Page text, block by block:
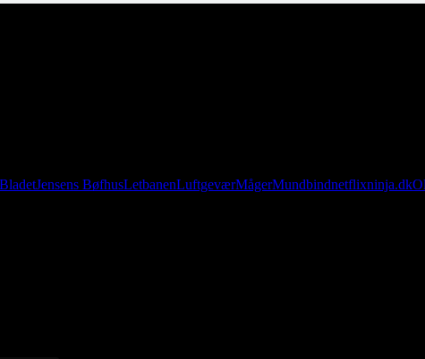
Jensens BøfhusLetbanenLuftgeværMågerMundbindnetflixninja.dk